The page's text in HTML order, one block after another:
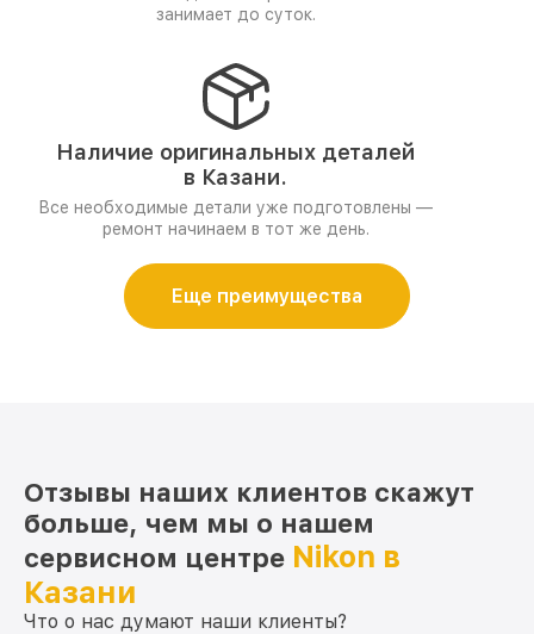
занимает до суток.
Наличие оригинальных деталей
в Казани.
Все необходимые детали уже подготовлены —
ремонт начинаем в тот же день.
Еще преимущества
Отзывы наших клиентов скажут
больше, чем мы о нашем
сервисном центре Nikon в
Казани
Что о нас думают наши клиенты?